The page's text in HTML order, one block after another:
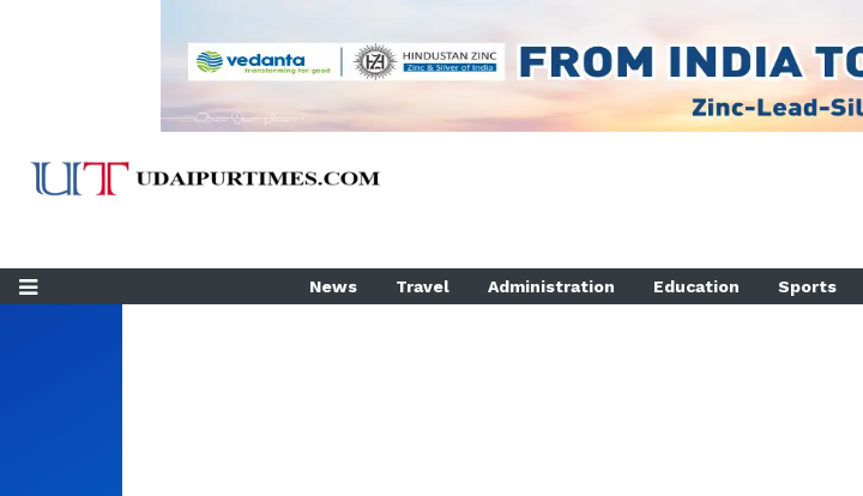
News Travel Administration Education Sports